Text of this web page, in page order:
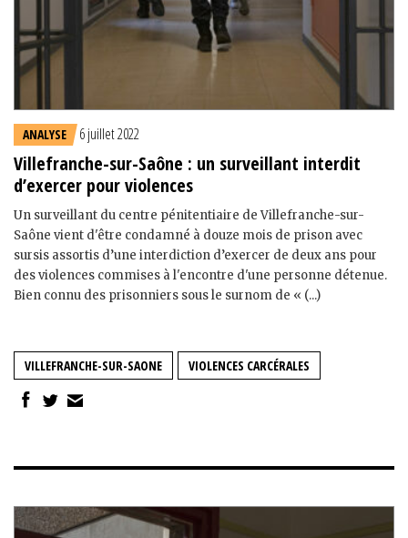
ANALYSE 6 juillet 2022
Villefranche-sur-Saône : un surveillant interdit
d’exercer pour violences
Un surveillant du centre pénitentiaire de Villefranche-sur-
Saône vient d'être condamné à douze mois de prison avec
sursis assortis d’une interdiction d’exercer de deux ans pour
des violences commises à l'encontre d'une personne détenue.
Bien connu des prisonniers sous le surnom de « (...)
VILLEFRANCHE-SUR-SAONE VIOLENCES CARCÉRALES